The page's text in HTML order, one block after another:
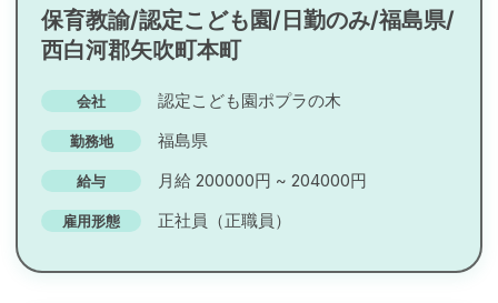
保育教諭/認定こども園/日勤のみ/福島県/
西白河郡矢吹町本町
会社 認定こども園ポプラの木
勤務地 福島県
給与 月給 200000円 ~ 204000円
雇用形態 正社員（正職員）